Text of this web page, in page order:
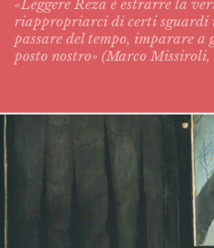
«Leggere Reza è estrarre la
riappropriarci di certi sguardi
passare del tempo, imparare
posto nostro» (Marco Missiroli,